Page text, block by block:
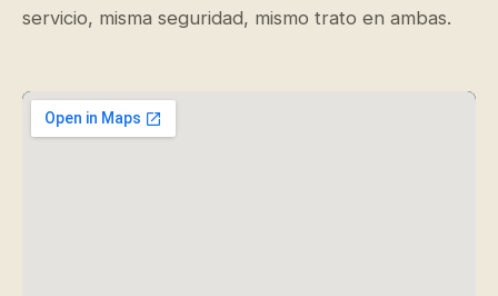
servicio, misma seguridad, mismo trato en ambas.